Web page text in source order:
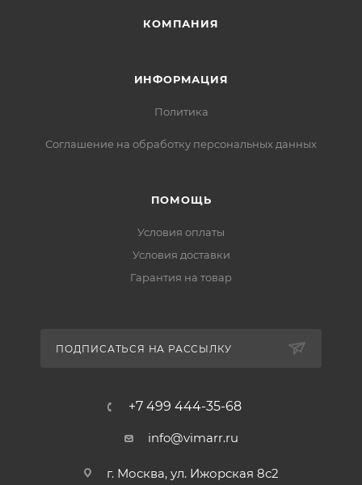
КОМПАНИЯ
ИНФОРМАЦИЯ
Политика
Соглашение на обработку персональных данных
ПОМОЩЬ
Условия оплаты
Условия доставки
Гарантия на товар
ПОДПИСАТЬСЯ НА РАССЫЛКУ
+7 499 444-35-68
info@vimarr.ru
г. Москва, ул. Ижорская 8с2